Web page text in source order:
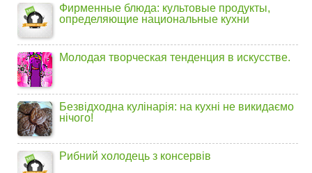
Фирменные блюда: культовые продукты,
определяющие национальные кухни
Молодая творческая тенденция в искусстве.
Безвідходна кулінарія: на кухні не викидаємо
нічого!
Рибний холодець з консервів